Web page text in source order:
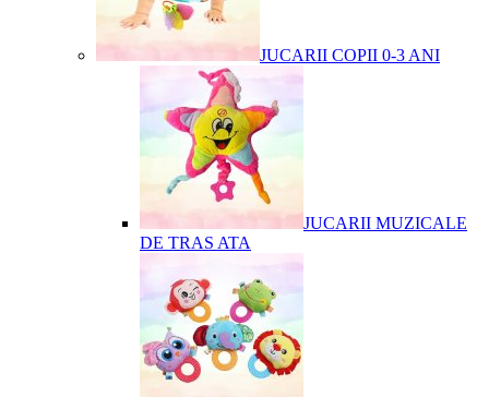
JUCARII COPII 0-3 ANI
JUCARII MUZICALE
DE TRAS ATA